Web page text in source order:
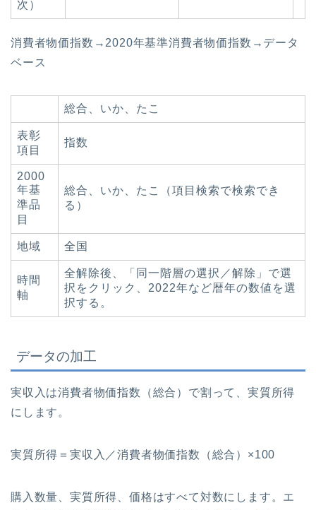
次）
消費者物価指数→2020年基準消費者物価指数→データ
ベース
総合、いか、たこ
表彰
項目
指数
2000
年基
準品
目
総合、いか、たこ（項目検索で検索でき
る）
地域 全国
時間
軸
全解除後、「同一階層の選択／解除」で選
択をクリック、2022年など暦年の数値を選
択する。
データの加工
実収入は消費者物価指数（総合）で割って、実質所得
にします。
実質所得＝実収入／消費者物価指数（総合）×100
購入数量、実質所得、価格はすべて対数にします。エ